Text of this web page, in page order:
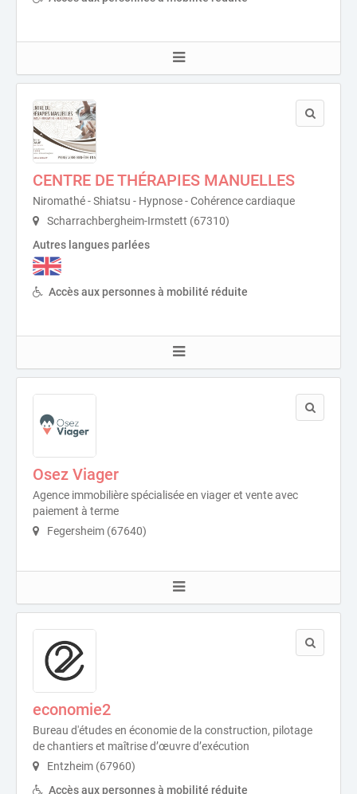
CENTRE DE THÉRAPIES MANUELLES
Niromathé - Shiatsu - Hypnose - Cohérence cardiaque
Scharrachbergheim-Irmstett (67310)
Autres langues parlées
Accès aux personnes à mobilité réduite
Osez Viager
Agence immobilière spécialisée en viager et vente avec
paiement à terme
Fegersheim (67640)
economie2
Bureau d'études en économie de la construction, pilotage
de chantiers et maîtrise d’œuvre d’exécution
Entzheim (67960)
Accès aux personnes à mobilité réduite